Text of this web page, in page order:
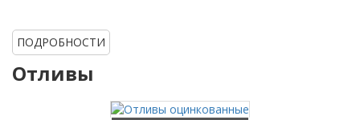
ПОДРОБНОСТИ
Отливы